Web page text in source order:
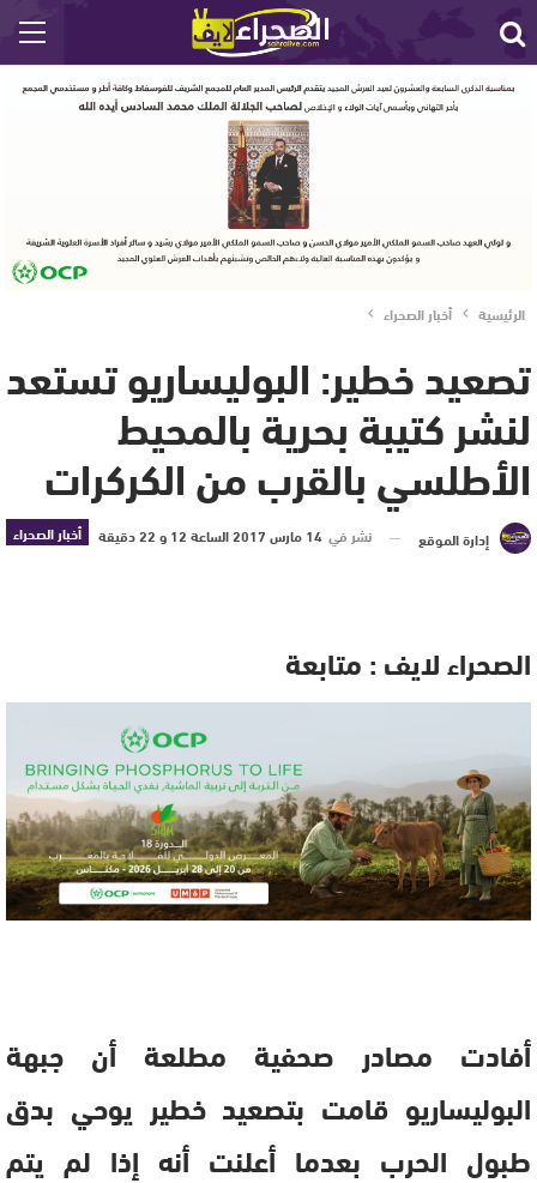
الرئيسية أخبار الصحراء
تصعيد خطير: البوليساريو تستعد
لنشر كتيبة بحرية بالمحيط
الأطلسي بالقرب من الكركرات
أخبار الصحراء إدارة الموقع نشر في 14 مارس 2017 الساعة 12 و 22 دقيقة
الصحراء لايف : متابعة
أفادت مصادر صحفية مطلعة أن جبهة
البوليساريو قامت بتصعيد خطير يوحي بدق
طبول الحرب بعدما أعلنت أنه إذا لم يتم